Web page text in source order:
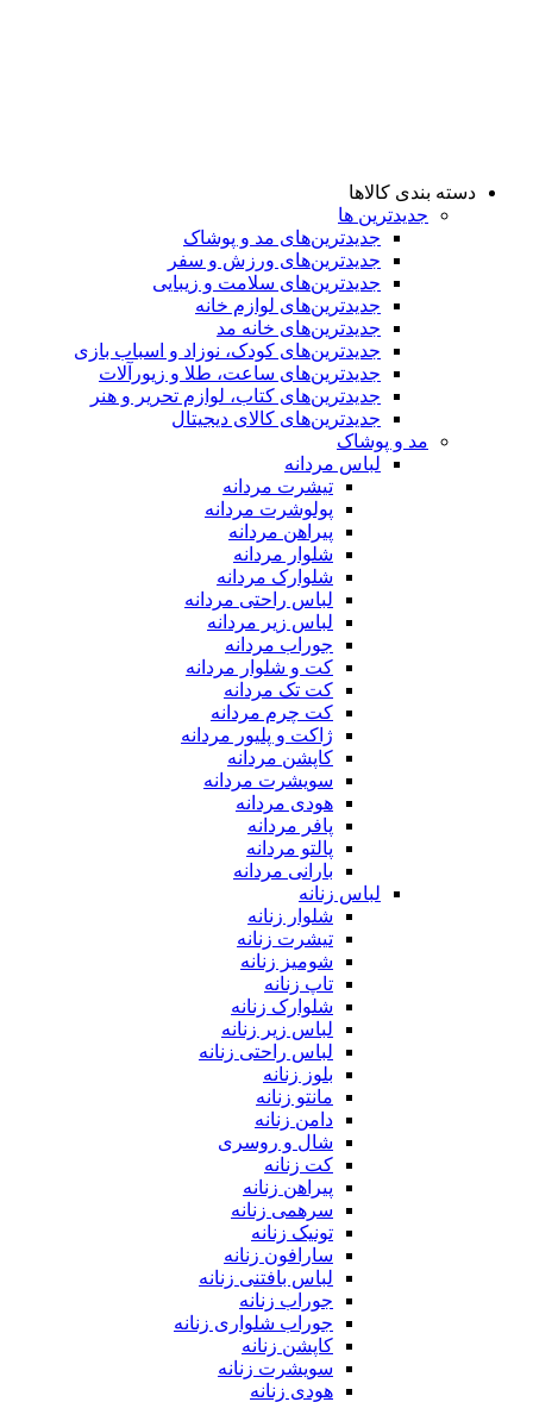
دسته بندی کالاها
جدیدترین ها
جدید‌ترین‌های مد و پوشاک
جدید‌ترین‌های ورزش و سفر
جدید‌ترین‌های سلامت و زیبایی
جدید‌ترین‌های لوازم خانه
جدیدترین‌های خانه مد
جدید‌ترین‌های کودک، نوزاد و اسباب بازی
جدید‌ترین‌های ساعت، طلا و زیورآلات
جدید‌ترین‌های کتاب، لوازم تحریر و هنر
جدید‌ترین‌های کالای دیجیتال
مد و پوشاک
لباس مردانه
تیشرت مردانه
پولوشرت مردانه
پیراهن مردانه
شلوار مردانه
شلوارک مردانه
لباس راحتی مردانه
لباس زیر مردانه
جوراب مردانه
کت و شلوار مردانه
کت تک مردانه
کت چرم مردانه
ژاکت و پلیور مردانه
کاپشن مردانه
سویشرت مردانه
هودی مردانه
پافر مردانه
پالتو مردانه
بارانی مردانه
لباس زنانه
شلوار زنانه
تیشرت زنانه
شومیز زنانه
تاپ زنانه
شلوارک زنانه
لباس زیر زنانه
لباس راحتی زنانه
بلوز زنانه
مانتو زنانه
دامن زنانه
شال و روسری
کت زنانه
پیراهن زنانه
سرهمی زنانه
تونیک زنانه
سارافون زنانه
لباس بافتنی زنانه
جوراب زنانه
جوراب شلواری زنانه
کاپشن زنانه
سویشرت زنانه
هودی زنانه